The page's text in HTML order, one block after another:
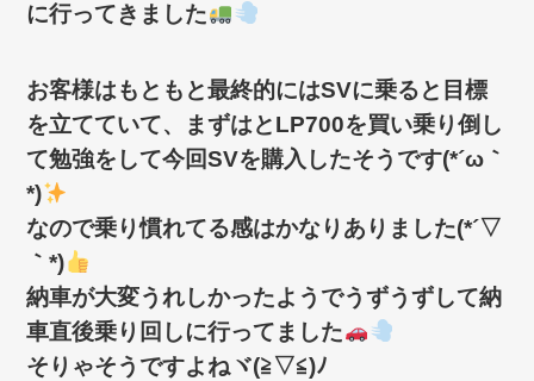
に行ってきました
お客様はもともと最終的にはSVに乗ると目標
を立てていて、まずはとLP700を買い乗り倒し
て勉強をして今回SVを購入したそうです(*´ω｀
*)
なので乗り慣れてる感はかなりありました(*´▽
｀*)
納車が大変うれしかったようでうずうずして納
車直後乗り回しに行ってました
そりゃそうですよねヾ(≧▽≦)ﾉ